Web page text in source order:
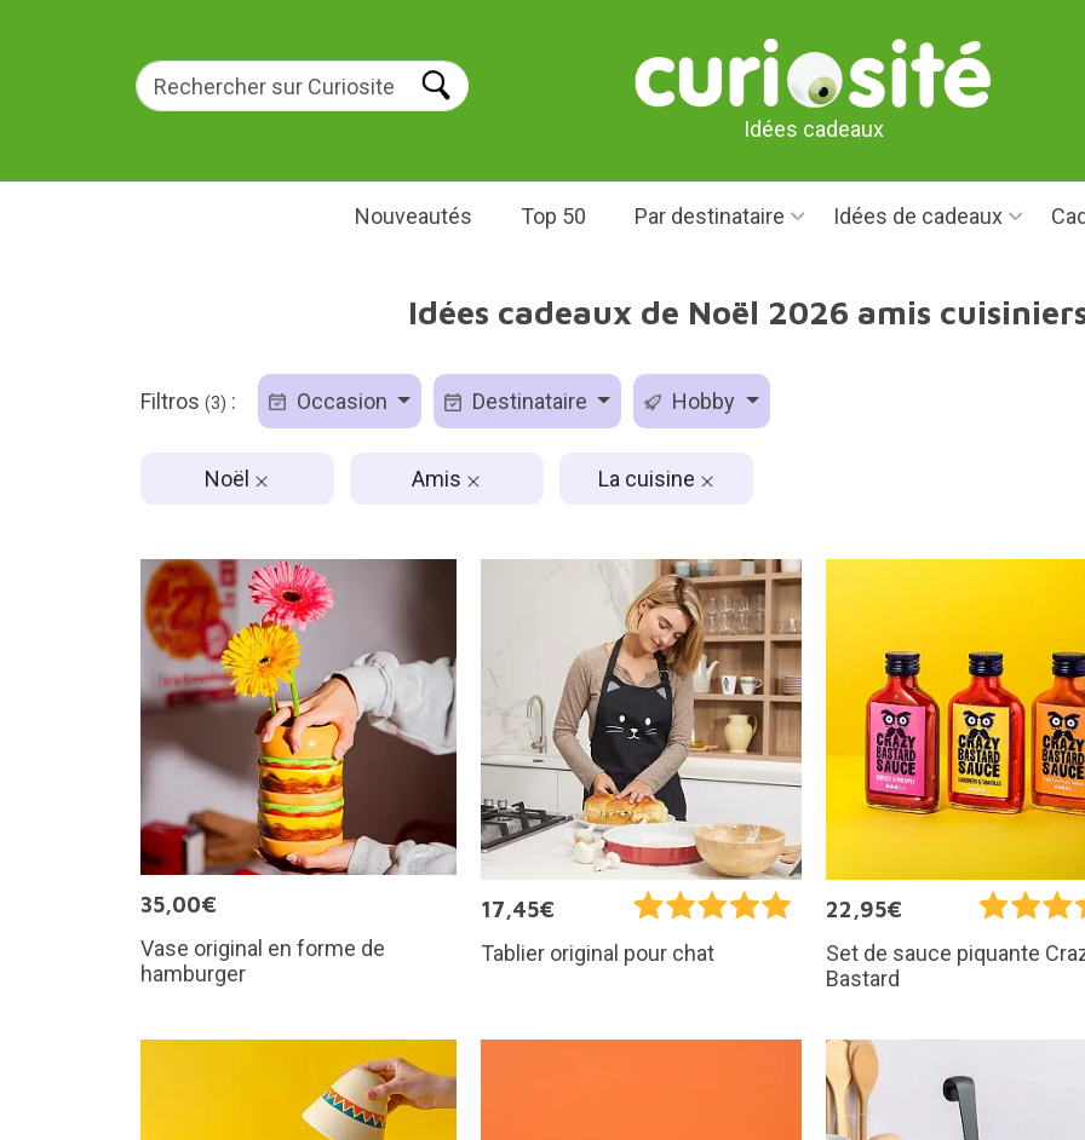
Idées cadeaux
Nouveautés Top 50 Par destinataire Idées de cadeaux
Idées cadeaux de Noël 2026 amis
Filtros (3) : Occasion Destinataire Hobby
Noël Amis La cuisine
35,00€
Vase original en forme de
hamburger
17,45€
Tablier original pour chat
22,95€
Set de sauce piquante
Bastard